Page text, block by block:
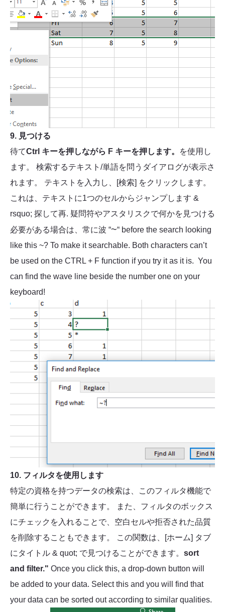
9. 見つける
待てCtrl キーを押しながら F キーを押します。
を使用し
ます。 検索するテキスト/単語を問うダイアログが表示さ
れます。 テキストを入力し、[検索] をクリックします。
これは、テキストに1つのセルからジャンプします &
rsquo; 探して再. 疑問符やアスタリスクで何かを見つける
必要がある場合は、常に波 “~“ before the search looking
like this ~? To make it searchable. Both characters can’t
be used on the CTRL + F function if you try it as it is. You
can find the wave line beside the number one on your
keyboard!
10. フィルタを使用します
特定の資格を持つデータの検索は、このフィルタ機能で
簡単に行うことができます。 また、フィルタのボックス
にチェックを入れることで、空白セルや拒否された品質
を削除することもできます。 この関数は、[ホーム] タブ
にタイトル & quot; で見つけることができます。 sort
and filter." Once you click this, a drop-down button will
be added to your data. Select this and you will find that
your data can be sorted out according to similar qualities.